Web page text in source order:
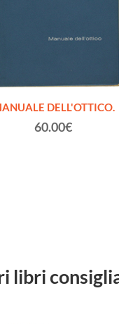
DELL'OTTICO.
60.00€
libri